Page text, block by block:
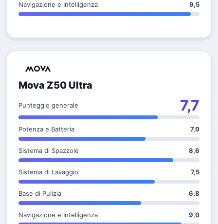
Navigazione e Intelligenza 9,5
Mova Z50 Ultra
Punteggio generale 7,7
Potenza e Batteria 7,0
Sistema di Spazzole 8,6
Sistema di Lavaggio 7,5
Base di Pulizia 6,8
Navigazione e Intelligenza 9,0